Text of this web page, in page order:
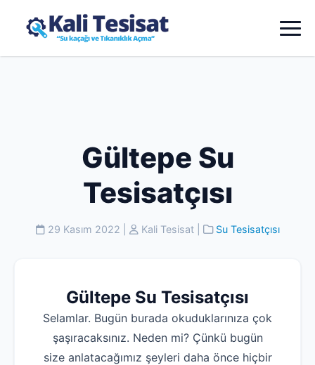
Gültepe Su
Tesisatçısı
29 Kasım 2022 Kali Tesisat| Su Tesisatçısı
Gültepe Su Tesisatçısı
Selamlar. Bugün burada okuduklarınıza çok
şaşıracaksınız. Neden mi? Çünkü bugün
size anlatacağımız şeyleri daha önce hiçbir